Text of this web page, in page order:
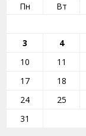
Пн
Вт
3
4
10
11
17
18
24
25
31